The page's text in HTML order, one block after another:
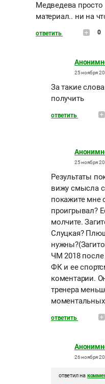
Медведева просто
материал.. ни на
ответить 0
25 ноября
За такие
получить
ответить
25 ноября
Результаты
вижу смысла
покажите мне
проигрывал?
молчите.
Слуцкая?
ЧМ 2018
ФК и ее
коментарии.
тренера
моментальных
ответить
26 ноября
ответил на